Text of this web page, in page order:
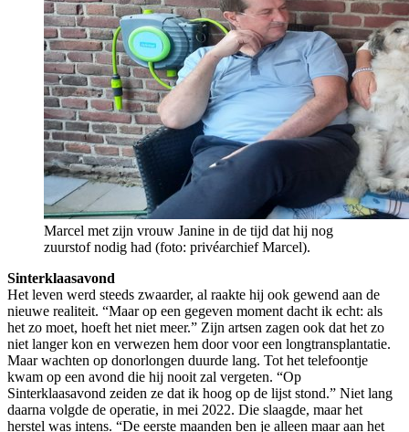
Marcel met zijn vrouw Janine in de tijd dat hij nog
zuurstof nodig had (foto: privéarchief Marcel).
Sinterklaasavond
Het leven werd steeds zwaarder, al raakte hij ook gewend aan de
nieuwe realiteit. “Maar op een gegeven moment dacht ik echt: als
het zo moet, hoeft het niet meer.” Zijn artsen zagen ook dat het zo
niet langer kon en verwezen hem door voor een longtransplantatie.
Maar wachten op donorlongen duurde lang. Tot het telefoontje
kwam op een avond die hij nooit zal vergeten. “Op
Sinterklaasavond zeiden ze dat ik hoog op de lijst stond.” Niet lang
daarna volgde de operatie, in mei 2022. Die slaagde, maar het
herstel was intens. “De eerste maanden ben je alleen maar aan het